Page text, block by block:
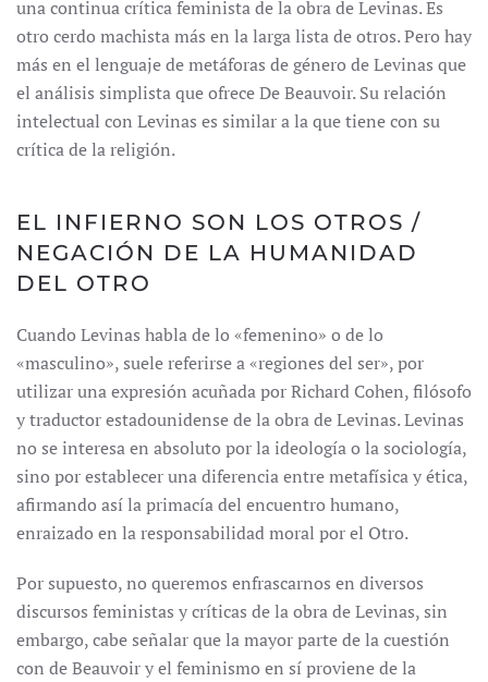
una continua crítica feminista de la obra de Levinas. Es
otro cerdo machista más en la larga lista de otros. Pero hay
más en el lenguaje de metáforas de género de Levinas que
el análisis simplista que ofrece De Beauvoir. Su relación
intelectual con Levinas es similar a la que tiene con su
crítica de la religión.
EL INFIERNO SON LOS OTROS /
NEGACIÓN DE LA HUMANIDAD
DEL OTRO
Cuando Levinas habla de lo «femenino» o de lo
«masculino», suele referirse a «regiones del ser», por
utilizar una expresión acuñada por Richard Cohen, filósofo
y traductor estadounidense de la obra de Levinas. Levinas
no se interesa en absoluto por la ideología o la sociología,
sino por establecer una diferencia entre metafísica y ética,
afirmando así la primacía del encuentro humano,
enraizado en la responsabilidad moral por el Otro.
Por supuesto, no queremos enfrascarnos en diversos
discursos feministas y críticas de la obra de Levinas, sin
embargo, cabe señalar que la mayor parte de la cuestión
con de Beauvoir y el feminismo en sí proviene de la